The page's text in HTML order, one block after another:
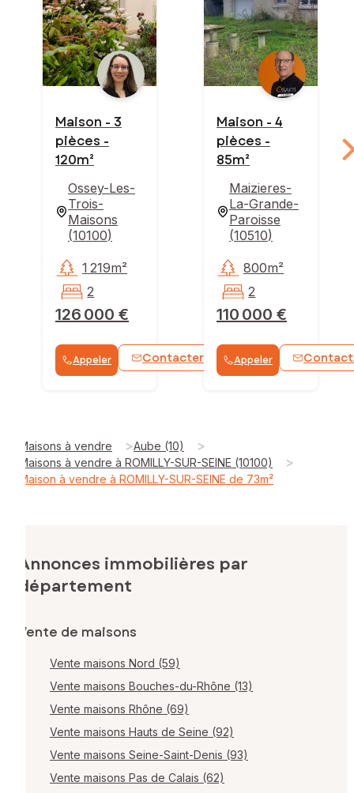
Maison - 3
pièces -
120m²
Ossey-Les-
Trois-
Maisons
(10100)
126 000 €
1 219m²
2
Appeler Contacter WhatsApp
Maison - 4
pièces -
85m²
Maizieres-
La-Grande-
Paroisse
(10510)
110 000 €
800m²
2
Appeler
Maisons à vendre >Aube (10) >
Maisons à vendre à ROMILLY-SUR-SEINE (10100) >
Maison à vendre à ROMILLY-SUR-SEINE de 73m²
Annonces immobilières par
département
Vente de maisons
Vente maisons Nord (59)
Vente maisons Bouches-du-Rhône (13)
Vente maisons Rhône (69)
Vente maisons Hauts de Seine (92)
Vente maisons Seine-Saint-Denis (93)
Vente maisons Pas de Calais (62)